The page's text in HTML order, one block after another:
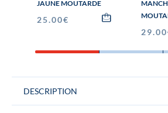
DESCRIPTION
JAUNE MOUTARDE
25.00€
29.00